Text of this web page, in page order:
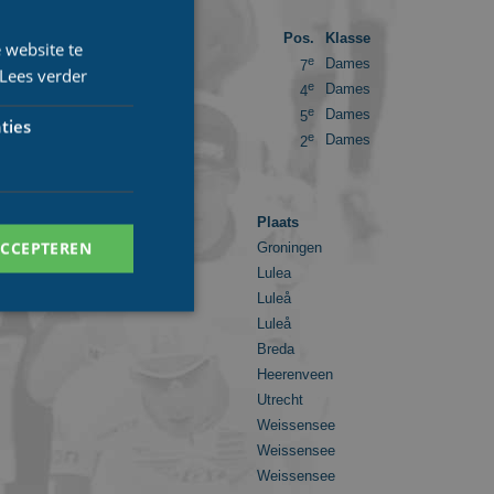
Pos.
Klasse
7e
Dames
4e
Dames
5e
Dames
2e Dames
Plaats
Groningen
Lulea
Luleå
Luleå
Breda
Heerenveen
Utrecht
Weissensee
Weissensee
Weissensee
website te
Lees verder